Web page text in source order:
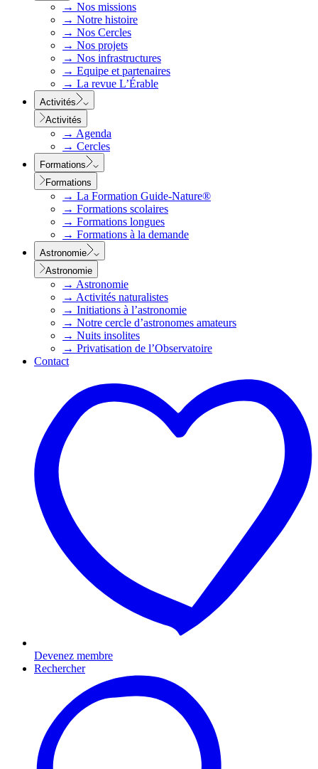
→ Nos missions
→ Notre histoire
→ Nos Cercles
→ Nos projets
→ Nos infrastructures
→ Equipe et partenaires
→ La revue L’Érable
Activités
Activités
→ Agenda
→ Cercles
Formations
Formations
→ La Formation Guide-Nature®
→ Formations scolaires
→ Formations longues
→ Formations à la demande
Astronomie
Astronomie
→ Astronomie
→ Activités naturalistes
→ Initiations à l’astronomie
→ Notre cercle d’astronomes amateurs
→ Nuits insolites
→ Privatisation de l’Observatoire
Contact
Devenez membre
Rechercher